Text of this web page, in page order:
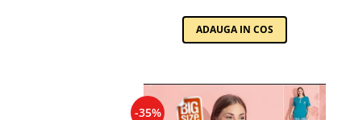
ADAUGA IN COS
-35%